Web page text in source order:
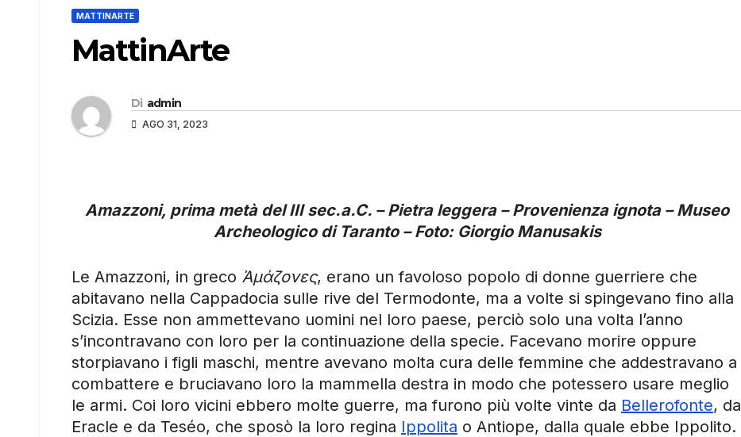
MATTINARTE
MattinArte
Di admin
AGO 31, 2023
Amazzoni, prima metà del III sec.a.C. – Pietra leggera – Provenienza ignota – Museo
Archeologico di Taranto – Foto: Giorgio Manusakis
Le Amazzoni, in greco Ἀμάζονες, erano un favoloso popolo di donne guerriere che
abitavano nella Cappadocia sulle rive del Termodonte, ma a volte si spingevano fino alla
Scizia. Esse non ammettevano uomini nel loro paese, perciò solo una volta l’anno
s’incontravano con loro per la continuazione della specie. Facevano morire oppure
storpiavano i figli maschi, mentre avevano molta cura delle femmine che addestravano a
combattere e bruciavano loro la mammella destra in modo che potessero usare meglio
le armi. Coi loro vicini ebbero molte guerre, ma furono più volte vinte da Bellerofonte, da
Eracle e da Teséo, che sposò la loro regina Ippolita o Antiope, dalla quale ebbe Ippolito.